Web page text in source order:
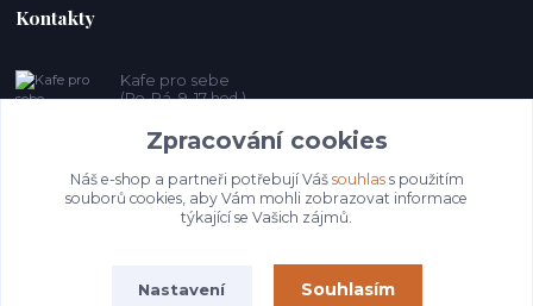
Kontakty
Kafe pro sebe
(Po-Pá, 9-17 hod.)
prosebeunicov@seznam.cz
Zpracování cookies
Náš e-shop a partneři potřebují Váš souhlass použitím
souborů cookies, aby Vám mohli zobrazovat informace
týkající se Vašich zájmů.
Nastavení Souhlasím